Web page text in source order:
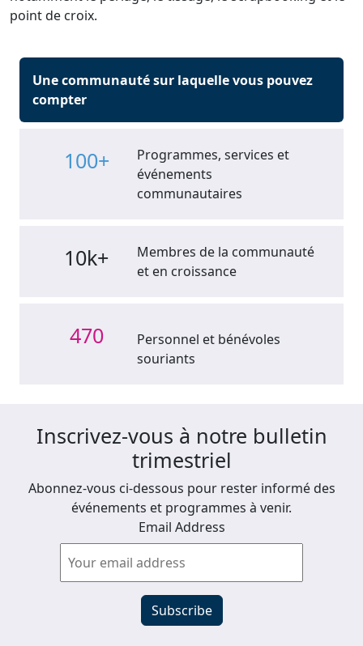
point de croix.
Une communauté sur laquelle vous pouvez
compter
100+
Programmes, services et
événements
communautaires
10k+
Membres de la communauté
et en croissance
470
Personnel et bénévoles
souriants
Inscrivez-vous à notre bulletin
trimestriel
Abonnez-vous ci-dessous pour rester informé des
événements et programmes à venir.
Email Address